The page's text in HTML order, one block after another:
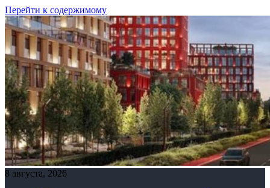
Перейти к содержимому
8 августа, 2026